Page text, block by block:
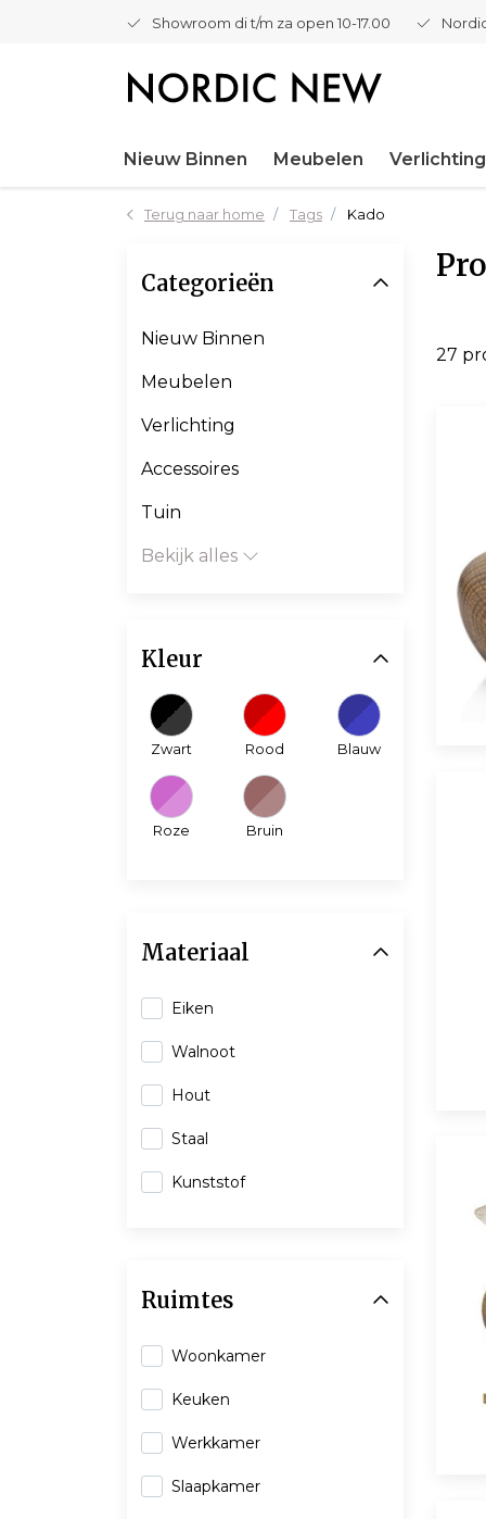
Showroom di t/m za open 10-17.00
Nieuw Binnen Meubelen Verlichting
Terug naar home Tags Kado
27
Categorieën
Nieuw Binnen
Meubelen
Verlichting
Accessoires
Tuin
Bekijk alles
Kleur
Zwart Rood Blauw
Roze Bruin
Materiaal
Eiken
Walnoot
Hout
Staal
Kunststof
Ruimtes
Woonkamer
Keuken
Werkkamer
Slaapkamer